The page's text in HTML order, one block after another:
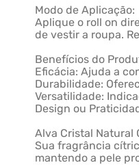
Modo de Aplicação:
Aplique o roll on
de vestir a roupa.
Benefícios do
Eficácia: Ajuda a
Durabilidade:
Versatilidade:
Design ou
Alva Cristal Natural
Sua fragrância
mantendo a pele